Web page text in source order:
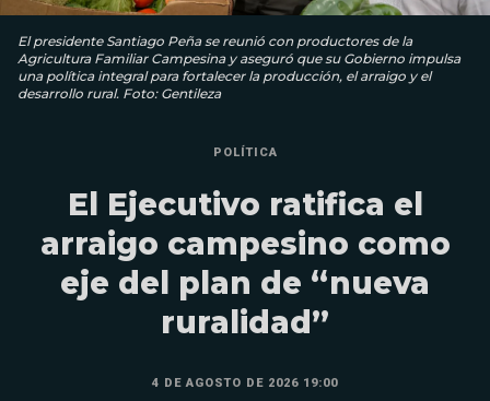
El presidente Santiago Peña se reunió con productores de la
Agricultura Familiar Campesina y aseguró que su Gobierno impulsa
una política integral para fortalecer la producción, el arraigo y el
desarrollo rural. Foto: Gentileza
POLÍTICA
El Ejecutivo ratifica el
arraigo campesino como
eje del plan de “nueva
ruralidad”
4 DE AGOSTO DE 2026 19:00